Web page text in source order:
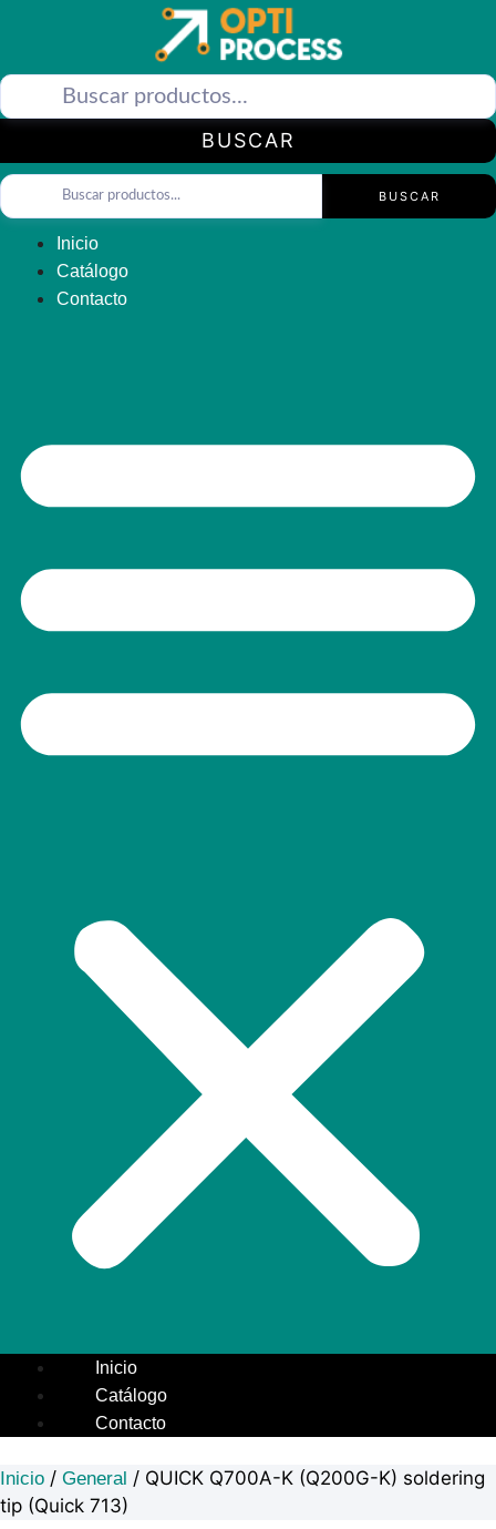
BUSCAR
BUSCAR
Inicio
Catálogo
Contacto
Inicio
Catálogo
Contacto
Inicio / General / QUICK Q700A-K (Q200G-K) soldering
tip (Quick 713)